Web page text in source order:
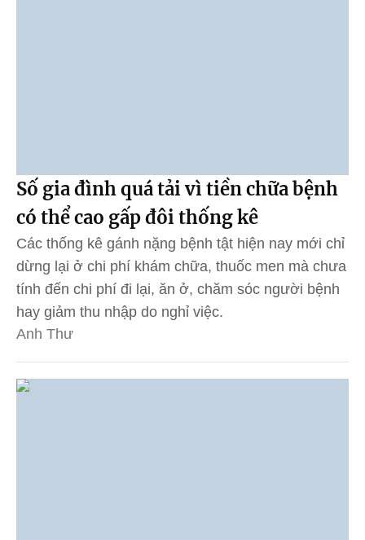
Số gia đình quá tải vì tiền chữa bệnh
có thể cao gấp đôi thống kê
Các thống kê gánh nặng bệnh tật hiện nay mới chỉ
dừng lại ở chi phí khám chữa, thuốc men mà chưa
tính đến chi phí đi lại, ăn ở, chăm sóc người bệnh
hay giảm thu nhập do nghỉ việc.
Anh Thư